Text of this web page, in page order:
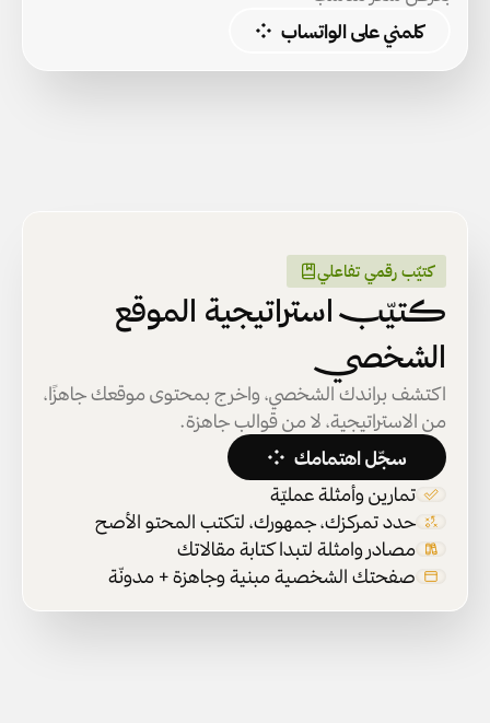
كلمني على الواتساب
كتيّب رقمي تفاعلي
كتيّب استراتيجية الموقع
الشخصي
من الاستراتيجية، لا من قوالب جاهزة.
سجّل اهتمامك
تمارين وأمثلة عمليّة
حدد تمركزك، جمهورك، لتكتب المحتو الأصح
مصادر وامثلة لتبدا كتابة مقالاتك
صفحتك الشخصية مبنية وجاهزة + مدونّة